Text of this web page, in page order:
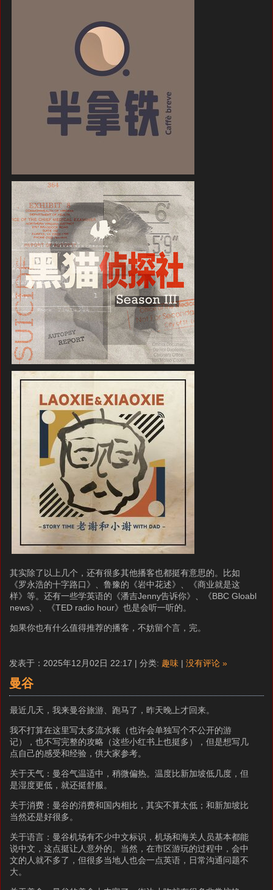
其实除了以上几个，还有很多其他播客也都挺有意思的。比如
《罗永浩的十字路口》、鲁豫的《岩中花述》、《商业就是这
样》等。还有一些学英语的《潘吉Jenny告诉你》、《BBC Gloabl
news》、《TED radio hour》也是会听一听的。
如果你也有什么值得推荐的播客，不妨留个言，完。
发表于：2025年12月02日 22:17 | 分类: 趣味 | 没有评论 »
曼谷
最近几天，我来曼谷旅游、跑马了，昨天晚上才回来。
我不打算在这里写太多流水账（也许会单独写个不公开的游
记），也不写完整的攻略（这些小红书上也挺多），但是想写几
点自己的感受和经验，供大家参考。
关于天气：曼谷气温适中，稍微偏热。温度比新加坡低几度，但
是湿度更低，就还挺舒服。
关于消费：曼谷的消费和国内相比，其实不算太低；和新加坡比
当然还是好很多。
关于语言：曼谷机场有不少中文标识，机场和海关人员基本都能
说中文，这点挺让人意外的。当然，在市区游玩的过程中，会中
文的人就不多了，但很多当地人也会一点英语，日常沟通问题不
大。